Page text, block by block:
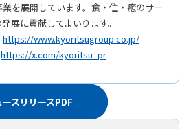
を展開しています。食・住・癒のサー
展に貢献してまいります。
https://www.kyoritsugroup.co.jp/
https://x.com/kyoritsu_pr
ースリリースPDF